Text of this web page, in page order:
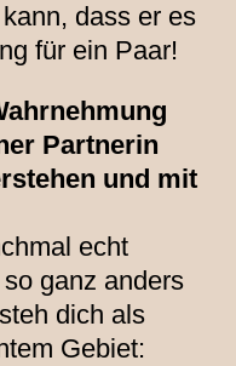
dass er es
für ein Paar!
Partnerin
und mit
echt
ganz anders
dich als
Gebiet: